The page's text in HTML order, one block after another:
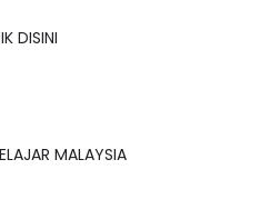
DISINI
MALAYSIA